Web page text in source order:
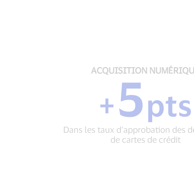
5
pts
Dans
les
taux
ACQUISITION
+5pts
Dans les taux d’approbation des
de cartes de crédit